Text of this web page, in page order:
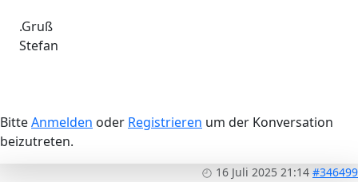
.Gruß
Stefan
BitteAnmelden oder Registrieren um der Konversation
beizutreten.
16 Juli 2025 21:14 #346499